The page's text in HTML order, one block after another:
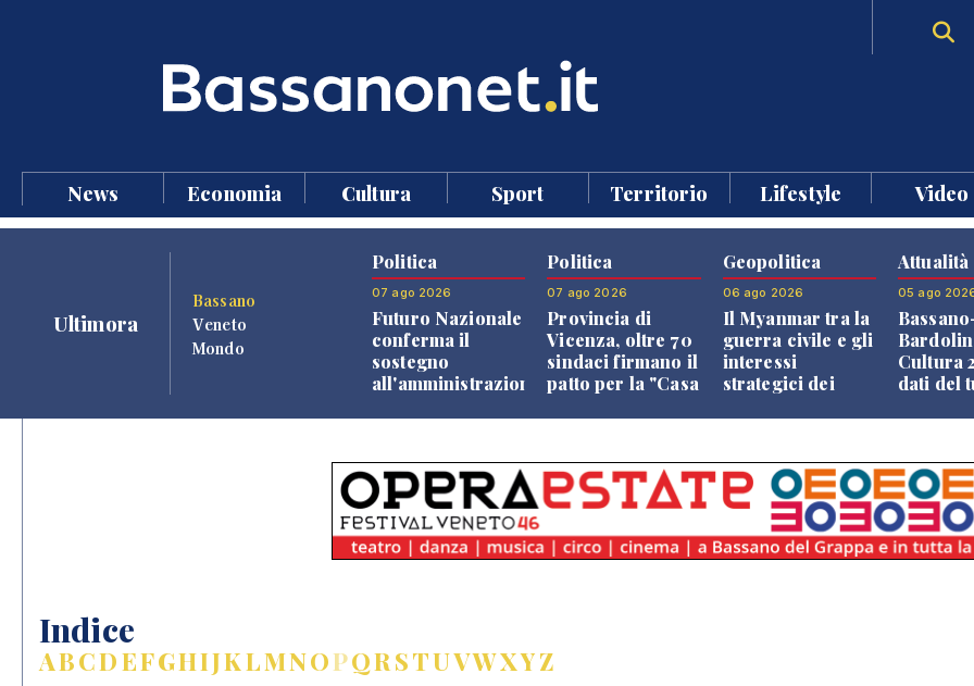
News Economia Cultura Sport Territorio Lifestyle Video
Ultimora
Bassano
Veneto
Mondo
Politica
07 ago 2026
Futuro Nazionale
conferma il
sostegno
all'amministrazione
Politica
07 ago 2026
Provincia di
Vicenza, oltre 70
sindaci firmano il
patto per la "Casa
Geopolitica
06 ago 2026
Il Myanmar tra la
guerra civile e gli
interessi
strategici dei
Attualità
05 ago
Cultura
dati del
Indice
ABCDEFGHIJKLMNOPQRSTUVWXYZ